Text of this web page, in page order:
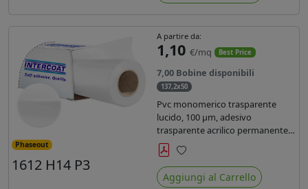
Phaseout
1612 H14 P3
A partire da:
1,10 €/mq Best Price
7,00 Bobine disponibili
137,2x50
Pvc monomerico trasparente
lucido, 100 µm, adesivo
trasparente acrilico permanente
durata 3 anni, liner in carta kraft
monosiliconata da 135 gr, REACH
compliant per stampa con
inchiostri solvente ecosolvente uv
Preferiti
Aggiungi al Carrello